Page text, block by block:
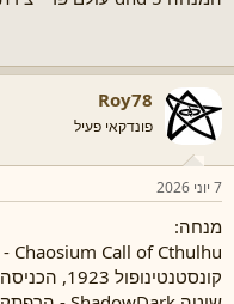
Roy78
פונדקאי פעיל
7 יוני 2026
מנחה:
Chaosium Call of Cthulhu -
קונסטנטינופול 1923, הכניסה למקדש האדום.